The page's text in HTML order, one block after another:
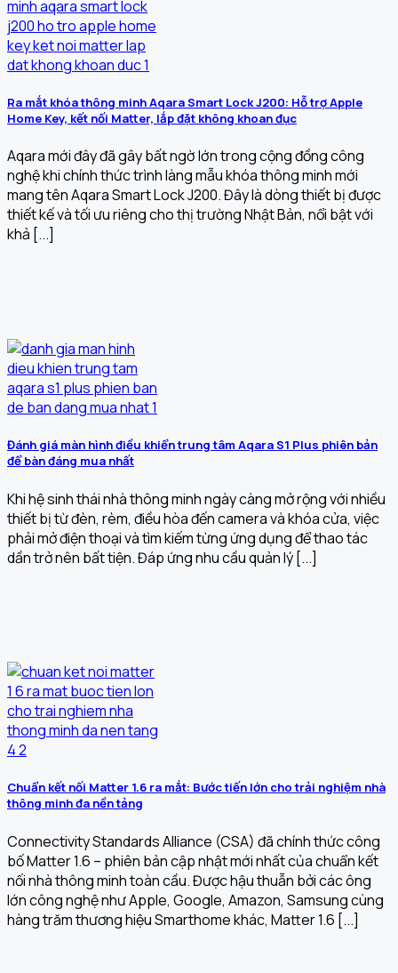
Ra mắt khóa thông minh Aqara Smart Lock J200: Hỗ trợ Apple
Home Key, kết nối Matter, lắp đặt không khoan đục
Aqara mới đây đã gây bất ngờ lớn trong cộng đồng công
nghệ khi chính thức trình làng mẫu khóa thông minh mới
mang tên Aqara Smart Lock J200. Đây là dòng thiết bị được
thiết kế và tối ưu riêng cho thị trường Nhật Bản, nổi bật với
khả [...]
Đánh giá màn hình điều khiển trung tâm Aqara S1 Plus phiên bản
để bàn đáng mua nhất
Khi hệ sinh thái nhà thông minh ngày càng mở rộng với nhiều
thiết bị từ đèn, rèm, điều hòa đến camera và khóa cửa, việc
phải mở điện thoại và tìm kiếm từng ứng dụng để thao tác
dần trở nên bất tiện. Đáp ứng nhu cầu quản lý [...]
Chuẩn kết nối Matter 1.6 ra mắt: Bước tiến lớn cho trải nghiệm nhà
thông minh đa nền tảng
Connectivity Standards Alliance (CSA) đã chính thức công
bố Matter 1.6 – phiên bản cập nhật mới nhất của chuẩn kết
nối nhà thông minh toàn cầu. Được hậu thuẫn bởi các ông
lớn công nghệ như Apple, Google, Amazon, Samsung cùng
hàng trăm thương hiệu Smarthome khác, Matter 1.6 [...]